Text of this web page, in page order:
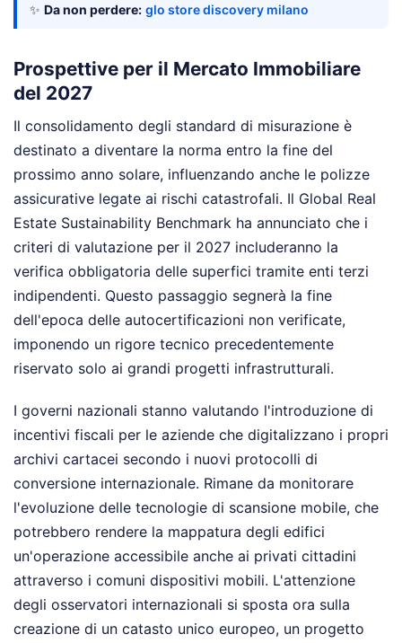
✨ Da non perdere: glo store discovery milano
Prospettive per il Mercato Immobiliare
del 2027
Il consolidamento degli standard di misurazione è
destinato a diventare la norma entro la fine del
prossimo anno solare, influenzando anche le polizze
assicurative legate ai rischi catastrofali. Il Global Real
Estate Sustainability Benchmark ha annunciato che i
criteri di valutazione per il 2027 includeranno la
verifica obbligatoria delle superfici tramite enti terzi
indipendenti. Questo passaggio segnerà la fine
dell'epoca delle autocertificazioni non verificate,
imponendo un rigore tecnico precedentemente
riservato solo ai grandi progetti infrastrutturali.
I governi nazionali stanno valutando l'introduzione di
incentivi fiscali per le aziende che digitalizzano i propri
archivi cartacei secondo i nuovi protocolli di
conversione internazionale. Rimane da monitorare
l'evoluzione delle tecnologie di scansione mobile, che
potrebbero rendere la mappatura degli edifici
un'operazione accessibile anche ai privati cittadini
attraverso i comuni dispositivi mobili. L'attenzione
degli osservatori internazionali si sposta ora sulla
creazione di un catasto unico europeo, un progetto